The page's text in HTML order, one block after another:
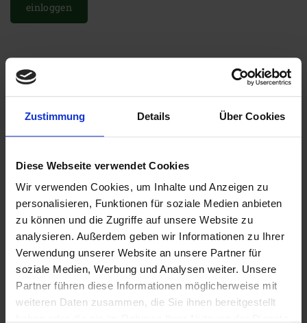
Zustimmung Details Über Cookies
Diese Webseite verwendet Cookies
Wir verwenden Cookies, um Inhalte und Anzeigen zu
personalisieren, Funktionen für soziale Medien anbieten
zu können und die Zugriffe auf unsere Website zu
analysieren. Außerdem geben wir Informationen zu Ihrer
Verwendung unserer Website an unsere Partner für
soziale Medien, Werbung und Analysen weiter. Unsere
Partner führen diese Informationen möglicherweise mit
weiteren Daten zusammen, die Sie ihnen bereitgestellt
einloggen
Weitere Biere der Brauerei
Weitere Biere des Bierstils
Export